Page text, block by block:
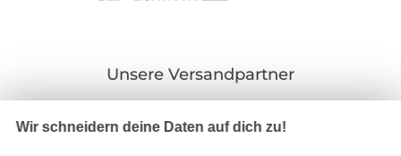
Unsere Versandpartner
Wir schneidern deine Daten auf dich zu!